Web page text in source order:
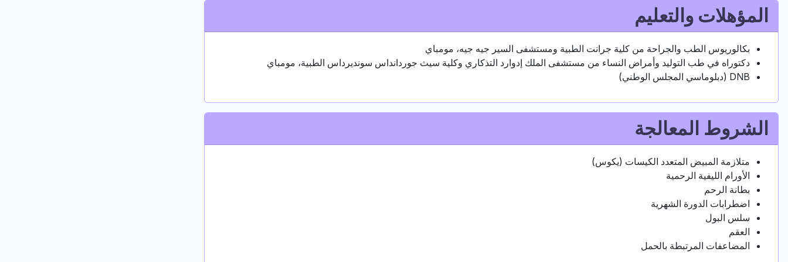
المؤهلات والتعليم
بكالوريوس الطب والجراحة من كلية جرانت الطبية ومستشفى السير جيه جيه، مومباي
دكتوراه في طب التوليد وأمراض النساء من مستشفى الملك إدوارد التذكاري وكلية سيث جوردانداس سونديرداس الطبية، مومباي
DNB (دبلوماسي المجلس الوطني)
الشروط المعالجة
متلازمة المبيض المتعدد الكيسات (يكوس)
الأورام الليفية الرحمية
بطانة الرحم
اضطرابات الدورة الشهرية
سلس البول
العقم
المضاعفات المرتبطة بالحمل